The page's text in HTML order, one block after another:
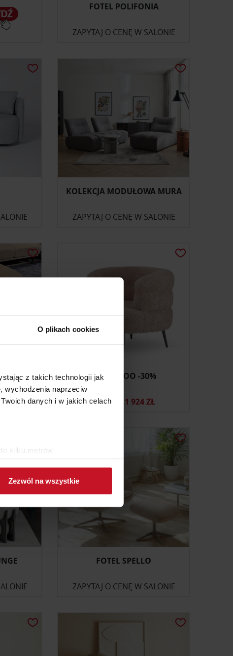
O plikach cookies
z takich technologii jak
wychodzenia naprzeciw
danych i w jakich celach
kilku metrów
preferencje w
i analizować
społecznościowym,
od Ciebie lub
Zezwól na wszystkie
FOTEL POLIFONIA
ZAPYTAJ O CENĘ W SALONIE
KOLEKCJA MODUŁOWA MURA
ZAPYTAJ O CENĘ W SALONIE
FOTEL BOO -30%
2 749 ZŁ 1 924 ZŁ
FOTEL SPELLO
ZAPYTAJ O CENĘ W SALONIE